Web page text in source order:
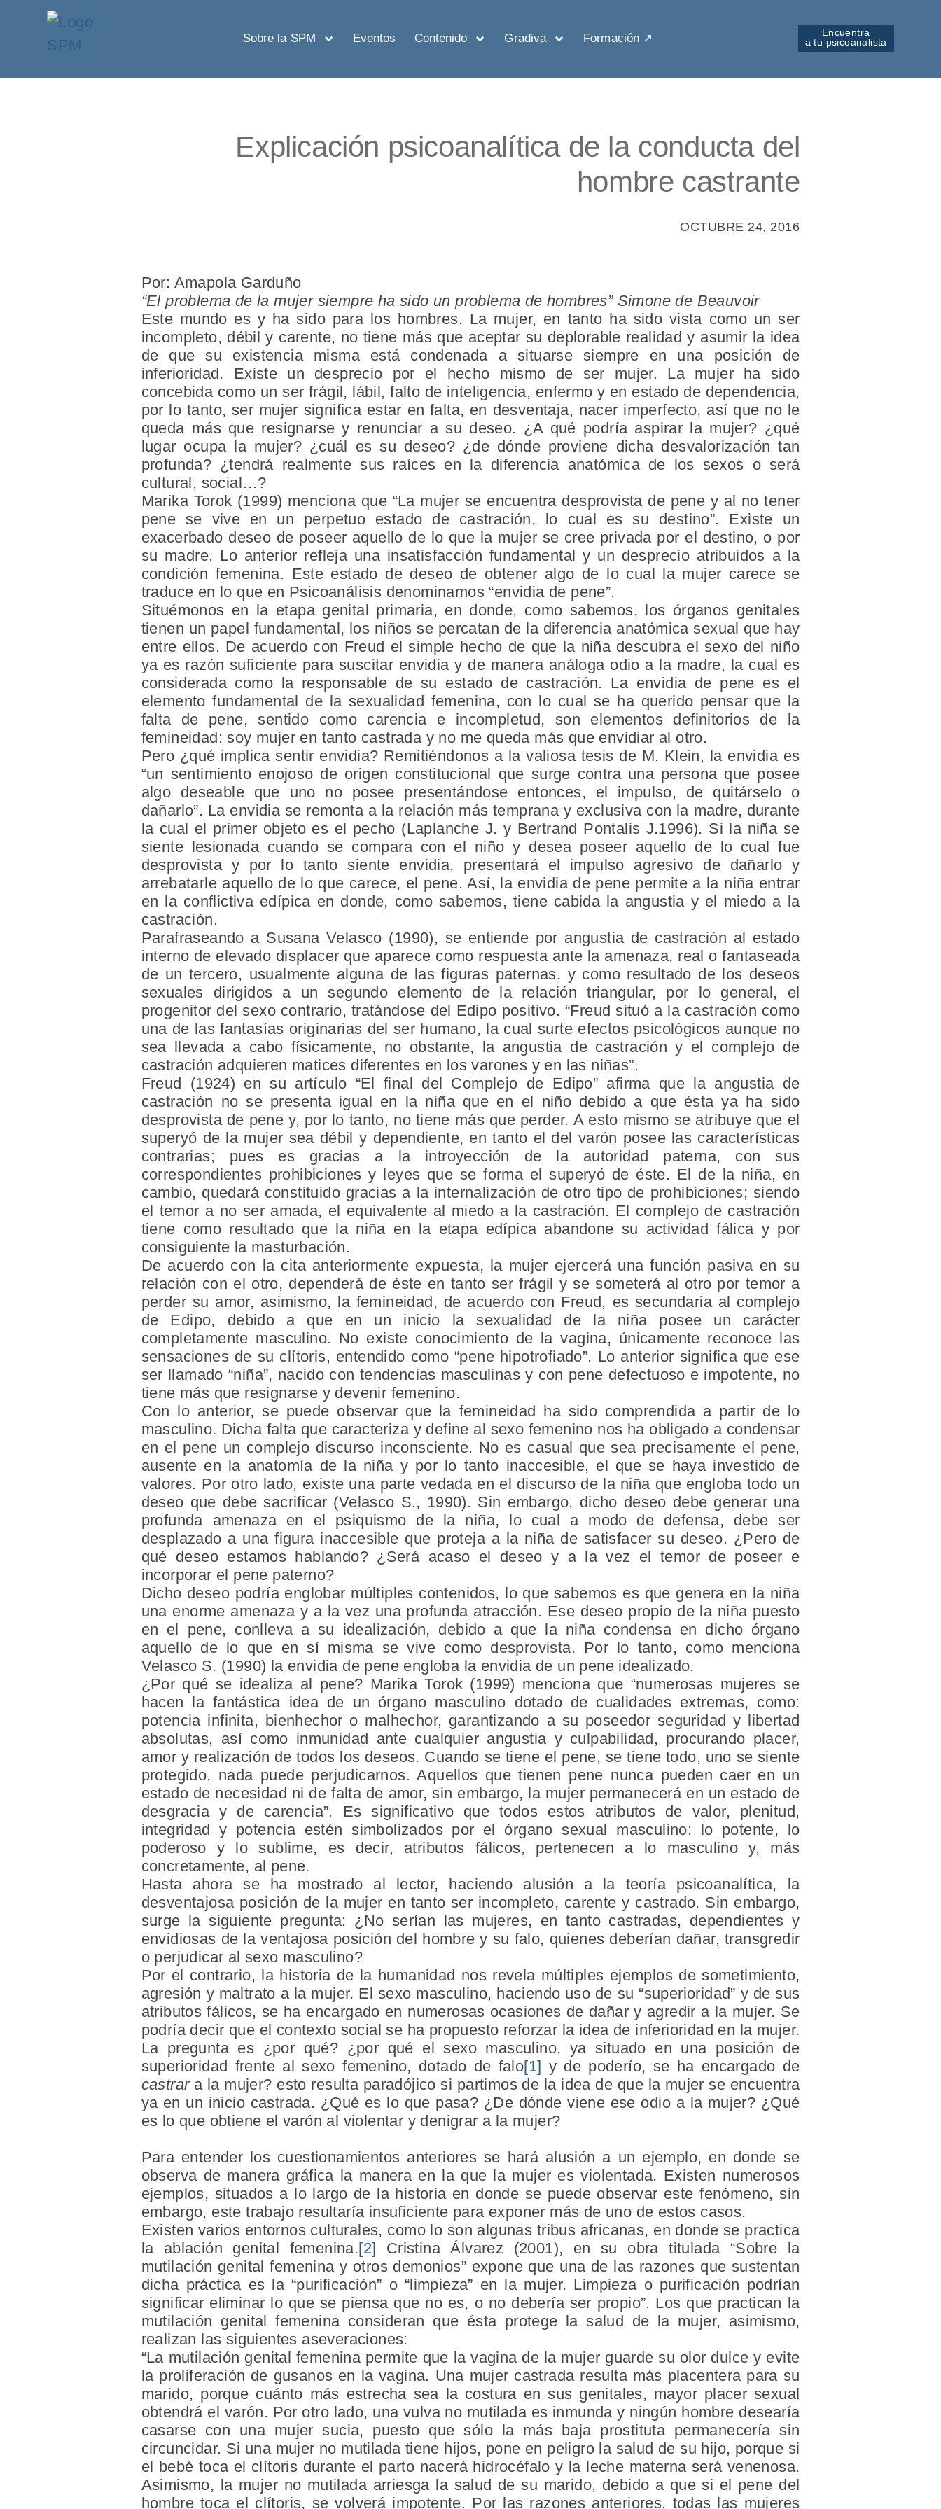
Sobre la SPM Eventos Contenido Gradiva Formación ↗︎
Encuentra
a tu psicoanalista
Explicación psicoanalítica de la conducta del
hombre castrante
OCTUBRE 24, 2016
Por: Amapola Garduño
“El problema de la mujer siempre ha sido un problema de hombres” Simone de Beauvoir
Este mundo es y ha sido para los hombres. La mujer, en tanto ha sido vista como un ser
incompleto, débil y carente, no tiene más que aceptar su deplorable realidad y asumir la idea
de que su existencia misma está condenada a situarse siempre en una posición de
inferioridad. Existe un desprecio por el hecho mismo de ser mujer. La mujer ha sido
concebida como un ser frágil, lábil, falto de inteligencia, enfermo y en estado de dependencia,
por lo tanto, ser mujer significa estar en falta, en desventaja, nacer imperfecto, así que no le
queda más que resignarse y renunciar a su deseo. ¿A qué podría aspirar la mujer? ¿qué
lugar ocupa la mujer? ¿cuál es su deseo? ¿de dónde proviene dicha desvalorización tan
profunda? ¿tendrá realmente sus raíces en la diferencia anatómica de los sexos o será
cultural, social…?
Marika Torok (1999) menciona que “La mujer se encuentra desprovista de pene y al no tener
pene se vive en un perpetuo estado de castración, lo cual es su destino”. Existe un
exacerbado deseo de poseer aquello de lo que la mujer se cree privada por el destino, o por
su madre. Lo anterior refleja una insatisfacción fundamental y un desprecio atribuidos a la
condición femenina. Este estado de deseo de obtener algo de lo cual la mujer carece se
traduce en lo que en Psicoanálisis denominamos “envidia de pene”.
Situémonos en la etapa genital primaria, en donde, como sabemos, los órganos genitales
tienen un papel fundamental, los niños se percatan de la diferencia anatómica sexual que hay
entre ellos. De acuerdo con Freud el simple hecho de que la niña descubra el sexo del niño
ya es razón suficiente para suscitar envidia y de manera análoga odio a la madre, la cual es
considerada como la responsable de su estado de castración. La envidia de pene es el
elemento fundamental de la sexualidad femenina, con lo cual se ha querido pensar que la
falta de pene, sentido como carencia e incompletud, son elementos definitorios de la
femineidad: soy mujer en tanto castrada y no me queda más que envidiar al otro.
Pero ¿qué implica sentir envidia? Remitiéndonos a la valiosa tesis de M. Klein, la envidia es
“un sentimiento enojoso de origen constitucional que surge contra una persona que posee
algo deseable que uno no posee presentándose entonces, el impulso, de quitárselo o
dañarlo”. La envidia se remonta a la relación más temprana y exclusiva con la madre, durante
la cual el primer objeto es el pecho (Laplanche J. y Bertrand Pontalis J.1996). Si la niña se
siente lesionada cuando se compara con el niño y desea poseer aquello de lo cual fue
desprovista y por lo tanto siente envidia, presentará el impulso agresivo de dañarlo y
arrebatarle aquello de lo que carece, el pene. Así, la envidia de pene permite a la niña entrar
en la conflictiva edípica en donde, como sabemos, tiene cabida la angustia y el miedo a la
castración.
Parafraseando a Susana Velasco (1990), se entiende por angustia de castración al estado
interno de elevado displacer que aparece como respuesta ante la amenaza, real o fantaseada
de un tercero, usualmente alguna de las figuras paternas, y como resultado de los deseos
sexuales dirigidos a un segundo elemento de la relación triangular, por lo general, el
progenitor del sexo contrario, tratándose del Edipo positivo. “Freud situó a la castración como
una de las fantasías originarias del ser humano, la cual surte efectos psicológicos aunque no
sea llevada a cabo físicamente, no obstante, la angustia de castración y el complejo de
castración adquieren matices diferentes en los varones y en las niñas”.
Freud (1924) en su artículo “El final del Complejo de Edipo” afirma que la angustia de
castración no se presenta igual en la niña que en el niño debido a que ésta ya ha sido
desprovista de pene y, por lo tanto, no tiene más que perder. A esto mismo se atribuye que el
superyó de la mujer sea débil y dependiente, en tanto el del varón posee las características
contrarias; pues es gracias a la introyección de la autoridad paterna, con sus
correspondientes prohibiciones y leyes que se forma el superyó de éste. El de la niña, en
cambio, quedará constituido gracias a la internalización de otro tipo de prohibiciones; siendo
el temor a no ser amada, el equivalente al miedo a la castración. El complejo de castración
tiene como resultado que la niña en la etapa edípica abandone su actividad fálica y por
consiguiente la masturbación.
De acuerdo con la cita anteriormente expuesta, la mujer ejercerá una función pasiva en su
relación con el otro, dependerá de éste en tanto ser frágil y se someterá al otro por temor a
perder su amor, asimismo, la femineidad, de acuerdo con Freud, es secundaria al complejo
de Edipo, debido a que en un inicio la sexualidad de la niña posee un carácter
completamente masculino. No existe conocimiento de la vagina, únicamente reconoce las
sensaciones de su clítoris, entendido como “pene hipotrofiado”. Lo anterior significa que ese
ser llamado “niña”, nacido con tendencias masculinas y con pene defectuoso e impotente, no
tiene más que resignarse y devenir femenino.
Con lo anterior, se puede observar que la femineidad ha sido comprendida a partir de lo
masculino. Dicha falta que caracteriza y define al sexo femenino nos ha obligado a condensar
en el pene un complejo discurso inconsciente. No es casual que sea precisamente el pene,
ausente en la anatomía de la niña y por lo tanto inaccesible, el que se haya investido de
valores. Por otro lado, existe una parte vedada en el discurso de la niña que engloba todo un
deseo que debe sacrificar (Velasco S., 1990). Sin embargo, dicho deseo debe generar una
profunda amenaza en el psiquismo de la niña, lo cual a modo de defensa, debe ser
desplazado a una figura inaccesible que proteja a la niña de satisfacer su deseo. ¿Pero de
qué deseo estamos hablando? ¿Será acaso el deseo y a la vez el temor de poseer e
incorporar el pene paterno?
Dicho deseo podría englobar múltiples contenidos, lo que sabemos es que genera en la niña
una enorme amenaza y a la vez una profunda atracción. Ese deseo propio de la niña puesto
en el pene, conlleva a su idealización, debido a que la niña condensa en dicho órgano
aquello de lo que en sí misma se vive como desprovista. Por lo tanto, como menciona
Velasco S. (1990) la envidia de pene engloba la envidia de un pene idealizado.
¿Por qué se idealiza al pene? Marika Torok (1999) menciona que “numerosas mujeres se
hacen la fantástica idea de un órgano masculino dotado de cualidades extremas, como:
potencia infinita, bienhechor o malhechor, garantizando a su poseedor seguridad y libertad
absolutas, así como inmunidad ante cualquier angustia y culpabilidad, procurando placer,
amor y realización de todos los deseos. Cuando se tiene el pene, se tiene todo, uno se siente
protegido, nada puede perjudicarnos. Aquellos que tienen pene nunca pueden caer en un
estado de necesidad ni de falta de amor, sin embargo, la mujer permanecerá en un estado de
desgracia y de carencia”. Es significativo que todos estos atributos de valor, plenitud,
integridad y potencia estén simbolizados por el órgano sexual masculino: lo potente, lo
poderoso y lo sublime, es decir, atributos fálicos, pertenecen a lo masculino y, más
concretamente, al pene.
Hasta ahora se ha mostrado al lector, haciendo alusión a la teoría psicoanalítica, la
desventajosa posición de la mujer en tanto ser incompleto, carente y castrado. Sin embargo,
surge la siguiente pregunta: ¿No serían las mujeres, en tanto castradas, dependientes y
envidiosas de la ventajosa posición del hombre y su falo, quienes deberían dañar, transgredir
o perjudicar al sexo masculino?
Por el contrario, la historia de la humanidad nos revela múltiples ejemplos de sometimiento,
agresión y maltrato a la mujer. El sexo masculino, haciendo uso de su “superioridad” y de sus
atributos fálicos, se ha encargado en numerosas ocasiones de dañar y agredir a la mujer. Se
podría decir que el contexto social se ha propuesto reforzar la idea de inferioridad en la mujer.
La pregunta es ¿por qué? ¿por qué el sexo masculino, ya situado en una posición de
superioridad frente al sexo femenino, dotado de falo[1] y de poderío, se ha encargado de
castrar a la mujer? esto resulta paradójico si partimos de la idea de que la mujer se encuentra
ya en un inicio castrada. ¿Qué es lo que pasa? ¿De dónde viene ese odio a la mujer? ¿Qué
es lo que obtiene el varón al violentar y denigrar a la mujer?
Para entender los cuestionamientos anteriores se hará alusión a un ejemplo, en donde se
observa de manera gráfica la manera en la que la mujer es violentada. Existen numerosos
ejemplos, situados a lo largo de la historia en donde se puede observar este fenómeno, sin
embargo, este trabajo resultaría insuficiente para exponer más de uno de estos casos.
Existen varios entornos culturales, como lo son algunas tribus africanas, en donde se practica
la ablación genital femenina.[2] Cristina Álvarez (2001), en su obra titulada “Sobre la
mutilación genital femenina y otros demonios” expone que una de las razones que sustentan
dicha práctica es la “purificación” o “limpieza” en la mujer. Limpieza o purificación podrían
significar eliminar lo que se piensa que no es, o no debería ser propio”. Los que practican la
mutilación genital femenina consideran que ésta protege la salud de la mujer, asimismo,
realizan las siguientes aseveraciones:
“La mutilación genital femenina permite que la vagina de la mujer guarde su olor dulce y evite
la proliferación de gusanos en la vagina. Una mujer castrada resulta más placentera para su
marido, porque cuánto más estrecha sea la costura en sus genitales, mayor placer sexual
obtendrá el varón. Por otro lado, una vulva no mutilada es inmunda y ningún hombre desearía
casarse con una mujer sucia, puesto que sólo la más baja prostituta permanecería sin
circuncidar. Si una mujer no mutilada tiene hijos, pone en peligro la salud de su hijo, porque si
el bebé toca el clítoris durante el parto nacerá hidrocéfalo y la leche materna será venenosa.
Asimismo, la mujer no mutilada arriesga la salud de su marido, debido a que si el pene del
hombre toca el clítoris, se volverá impotente. Por las razones anteriores, todas las mujeres